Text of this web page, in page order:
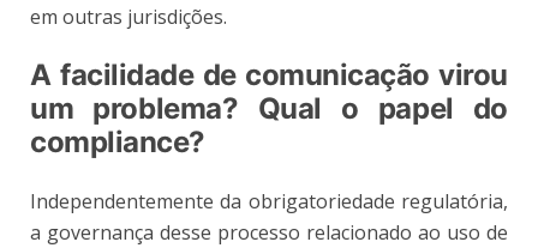
em outras jurisdições.
A facilidade de comunicação virou
um problema? Qual o papel do
compliance?
Independentemente da obrigatoriedade regulatória,
a governança desse processo relacionado ao uso de